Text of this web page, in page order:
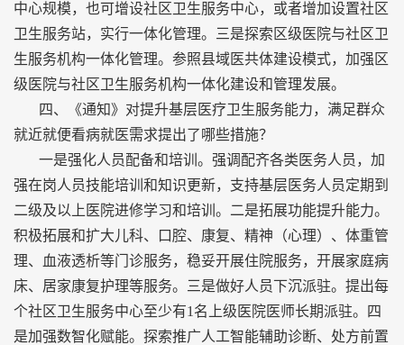
中心规模，也可增设社区卫生服务中心，或者增加设置社区
卫生服务站，实行一体化管理。三是探索区级医院与社区卫
生服务机构一体化管理。参照县域医共体建设模式，加强区
级医院与社区卫生服务机构一体化建设和管理发展。
四、《通知》对提升基层医疗卫生服务能力，满足群众
就近就便看病就医需求提出了哪些措施？
一是强化人员配备和培训。强调配齐各类医务人员，加
强在岗人员技能培训和知识更新，支持基层医务人员定期到
二级及以上医院进修学习和培训。二是拓展功能提升能力。
积极拓展和扩大儿科、口腔、康复、精神（心理）、体重管
理、血液透析等门诊服务，稳妥开展住院服务，开展家庭病
床、居家康复护理等服务。三是做好人员下沉派驻。提出每
个社区卫生服务中心至少有1名上级医院医师长期派驻。四
是加强数智化赋能。探索推广人工智能辅助诊断、处方前置